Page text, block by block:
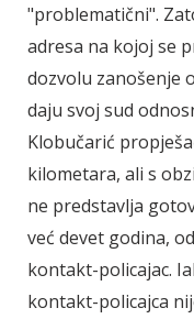
"problematični".
adresa na kojoj se
dozvolu zanošenje
daju svoj sud
Klobučarić
kilometara, ali s
ne predstavlja
već devet godina,
kontakt-policajac.
kontakt-policajca